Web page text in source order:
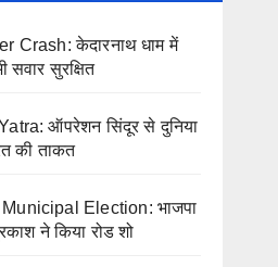
Crash: केदारनाथ धाम में
सवार सुरक्षित
ऑपरेशन सिंदूर से दुनिया
की ताकत
Election: भाजपा
ने किया रोड शो